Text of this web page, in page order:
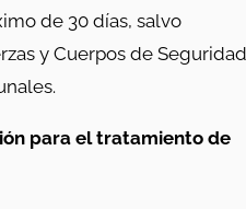
de 30 días, salvo
y Cuerpos de
para el tratamiento de